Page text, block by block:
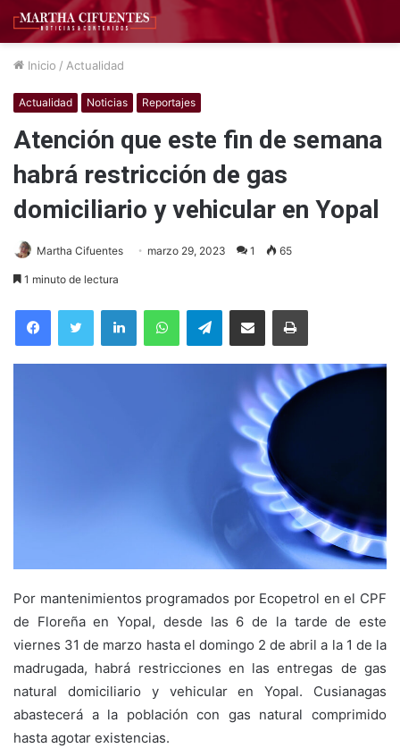
Inicio / Actualidad
Actualidad Noticias Reportajes
Atención que este fin de semana
habrá restricción de gas
domiciliario y vehicular en Yopal
Martha Cifuentes marzo 29, 2023 1 65
1 minuto de lectura
FacebookTwitter LinkedInWhatsAppTelegramCompartir por correo electrónicoImprimir
Por mantenimientos programados por Ecopetrol en el CPF
de Floreña en Yopal, desde las 6 de la tarde de este
viernes 31 de marzo hasta el domingo 2 de abril a la 1 de la
madrugada, habrá restricciones en las entregas de gas
natural domiciliario y vehicular en Yopal. Cusianagas
abastecerá a la población con gas natural comprimido
hasta agotar existencias.